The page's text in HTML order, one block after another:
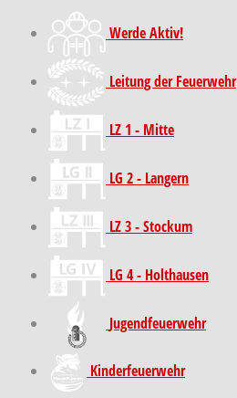
Werde Aktiv!
Leitung der Feuerwehr
LZ 1 - Mitte
LG 2 - Langern
LZ 3 - Stockum
LG 4 - Holthausen
Jugendfeuerwehr
Kinder­feuer­wehr